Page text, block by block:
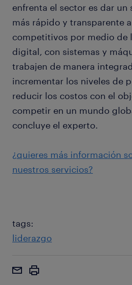
enfrenta el sector es dar un
más rápido y transparente
competitivos por medio de
digital, con sistemas y
trabajen de manera
incrementar los niveles de
reducir los costos con el
competir en un mundo
concluye el experto.
¿quieres más información
nuestros servicios?
tags:
liderazgo